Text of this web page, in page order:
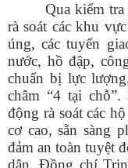
Qua kiểm
rà soát các khu
úng, các tuyến
nước, hồ đập,
chuẩn bị lực
châm “4 tại
động rà soát các
cơ cao, sẵn sàng
đảm an toàn tuyệt
dân. Đồng chí